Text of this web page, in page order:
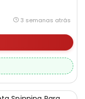
3 semanas atrás